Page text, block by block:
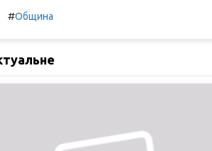
#Община